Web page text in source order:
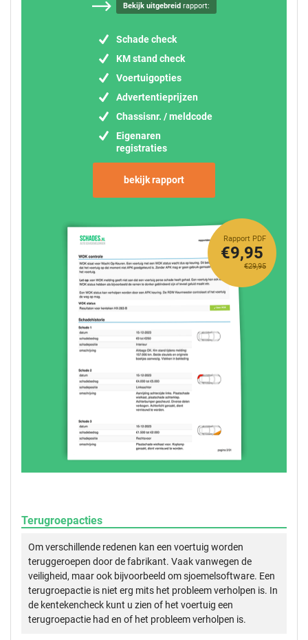
Bekijk uitgebreidrapport:
Schade check
KM stand check
Voertuigopties
Advertentieprijzen
Chassisnr. / meldcode
Eigenaren
registraties
bekijk rapport
Rapport PDF
€29,95
€9,95
Terugroepacties
Om verschillende redenen kan een voertuig worden
teruggeroepen door de fabrikant. Vaak vanwegen de
veiligheid, maar ook bijvoorbeeld om sjoemelsoftware. Een
terugroepactie is niet erg mits het probleem verholpen is. In
de kentekencheck kunt u zien of het voertuig een
terugroepactie had en of het probleem verholpen is.